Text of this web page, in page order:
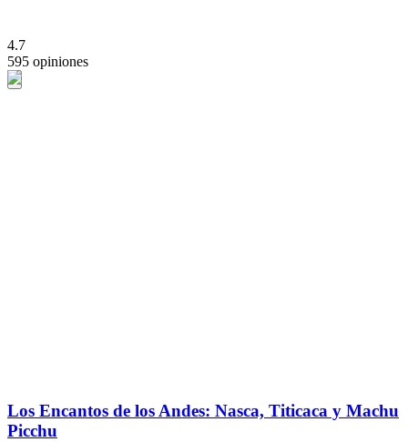
4.7
595 opiniones
Los Encantos de los Andes: Nasca, Titicaca y Machu
Picchu